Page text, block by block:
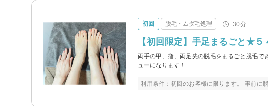
初回 脱毛・ムダ毛処理 30分
【初回限定】手足まるごと★５
両手の甲、指、両足先の脱毛をまるごと脱毛
ューになります！
利用条件：初回のお客様に限ります。 事前に